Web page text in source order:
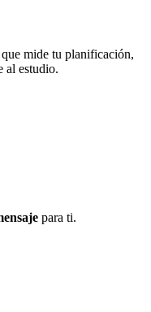
mide tu planificación,
al estudio.
para ti.